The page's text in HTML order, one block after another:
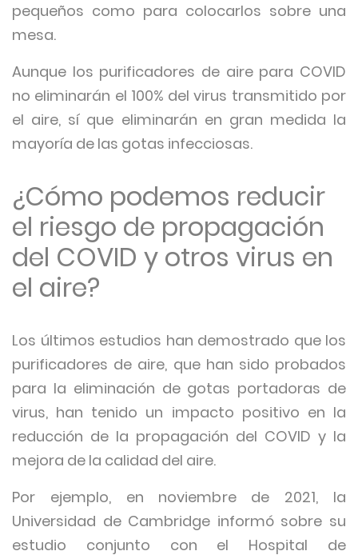
pequeños como para colocarlos sobre una
mesa.
Aunque los purificadores de aire para COVID
no eliminarán el 100% del virus transmitido por
el aire, sí que eliminarán en gran medida la
mayoría de las gotas infecciosas.
¿Cómo podemos reducir
el riesgo de propagación
del COVID y otros virus en
el aire?
Los últimos estudios han demostrado que los
purificadores de aire, que han sido probados
para la eliminación de gotas portadoras de
virus, han tenido un impacto positivo en la
reducción de la propagación del COVID y la
mejora de la calidad del aire.
Por ejemplo, en noviembre de 2021, la
Universidad de Cambridge informó sobre su
estudio conjunto con el Hospital de